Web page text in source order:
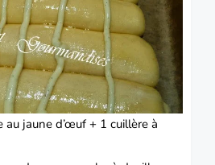
au jaune d’œuf + 1 cuillère à